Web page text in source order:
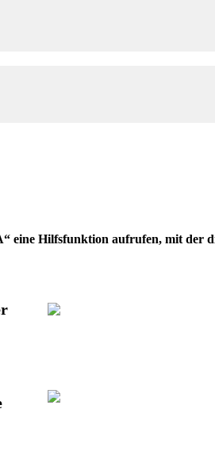
eine Hilfsfunktion aufrufen, mit der